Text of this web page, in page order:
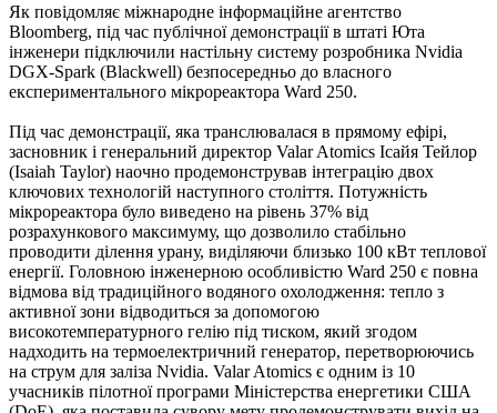
Як повідомляє міжнародне інформаційне агентство
Bloomberg, під час публічної демонстрації в штаті Юта
інженери підключили настільну систему розробника Nvidia
DGX-Spark (Blackwell) безпосередньо до власного
експериментального мікрореактора Ward 250.
Під час демонстрації, яка транслювалася в прямому ефірі,
засновник і генеральний директор Valar Atomics Ісайя Тейлор
(Isaiah Taylor) наочно продемонстрував інтеграцію двох
ключових технологій наступного століття. Потужність
мікрореактора було виведено на рівень 37% від
розрахункового максимуму, що дозволило стабільно
проводити ділення урану, виділяючи близько 100 кВт теплової
енергії. Головною інженерною особливістю Ward 250 є повна
відмова від традиційного водяного охолодження: тепло з
активної зони відводиться за допомогою
високотемпературного гелію під тиском, який згодом
надходить на термоелектричний генератор, перетворюючись
на струм для заліза Nvidia. Valar Atomics є одним із 10
учасників пілотної програми Міністерства енергетики США